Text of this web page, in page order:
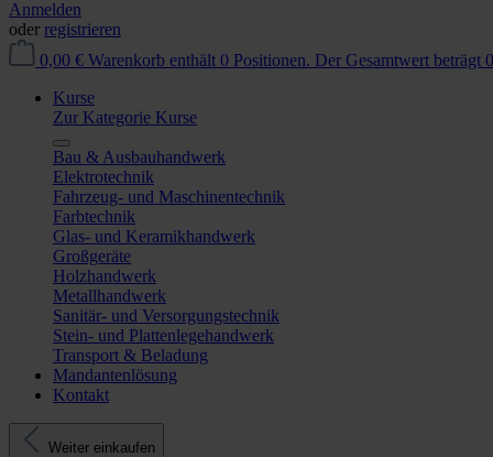
Anmelden
oder registrieren
0,00 € Warenkorb enthält 0 Positionen. Der Gesamtwert beträgt
Kurse
Zur Kategorie Kurse
Bau & Ausbauhandwerk
Elektrotechnik
Fahrzeug- und Maschinentechnik
Farbtechnik
Glas- und Keramikhandwerk
Großgeräte
Holzhandwerk
Metallhandwerk
Sanitär- und Versorgungstechnik
Stein- und Plattenlegehandwerk
Transport & Beladung
Mandantenlösung
Kontakt
Weiter einkaufen